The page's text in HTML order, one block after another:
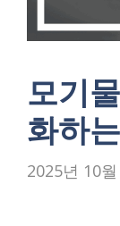
모기
화하
2025년 10